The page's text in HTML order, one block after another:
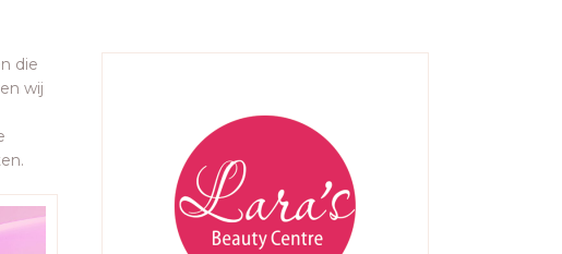
die
wij